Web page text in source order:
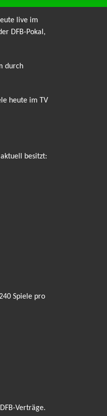
live im
DFB-Pokal,
durch
heute im TV
besitzt:
Spiele pro
Verträge.